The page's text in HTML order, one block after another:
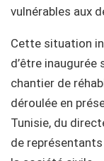
vulnérables aux
Cette situation
d’être inaugurée
chantier de
déroulée en
Tunisie, du
de